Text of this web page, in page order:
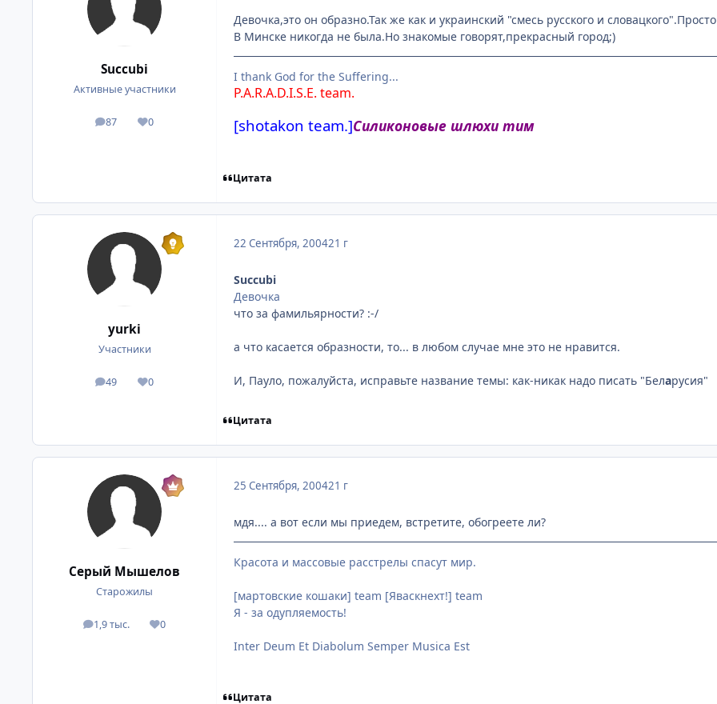
Succubi
Активные участники
87
посты 0
Репутация
Девочка,это он образно.Так же как и украинский "смесь русского и
В Минске никогда не была.Но знакомые говорят,прекрасный город;)
I thank God for the Suffering...
P.A.R.A.D.I.S.E. team.
[shotakon team.]Силиконовые шлюхи тим
Цитата
yurki
Участники
49
посты 0
Репутация
22 Сентября, 200421 г
Succubi
Девочка
что за фамильярности? :-/
а что касается образности, то... в любом случае мне это не нравится.
И, Пауло, пожалуйста, исправьте название темы: как-никак надо писать "Беларусия"
Цитата
Серый Мышелов
Старожилы
1,9 тыс.
посты 0
Репутация
25 Сентября, 200421 г
мдя.... а вот если мы приедем, встретите, обогреете ли?
Красота и массовые расстрелы спасут мир.
[мартовские кошаки] team [Яваскнехт!] team
Я - за одупляемость!
Inter Deum Et Diabolum Semper Musica Est
Цитата